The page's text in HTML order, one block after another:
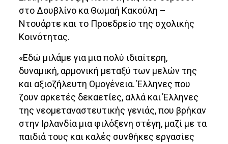
στο Δουβλίνο κα Θωμαή Κακούλη –
Ντουάρτε και το Προεδρείο της σχολικής
Κοινότητας.
«Εδώ μιλάμε για μια πολύ ιδιαίτερη,
δυναμική, αρμονική μεταξύ των μελών της
και αξιοζήλευτη Ομογένεια. Έλληνες που
ζουν αρκετές δεκαετίες, αλλά και Έλληνες
της νεομεταναστευτικής γενιάς, που βρήκαν
στην Ιρλανδία μια φιλόξενη στέγη, μαζί με τα
παιδιά τους και καλές συνθήκες εργασίες